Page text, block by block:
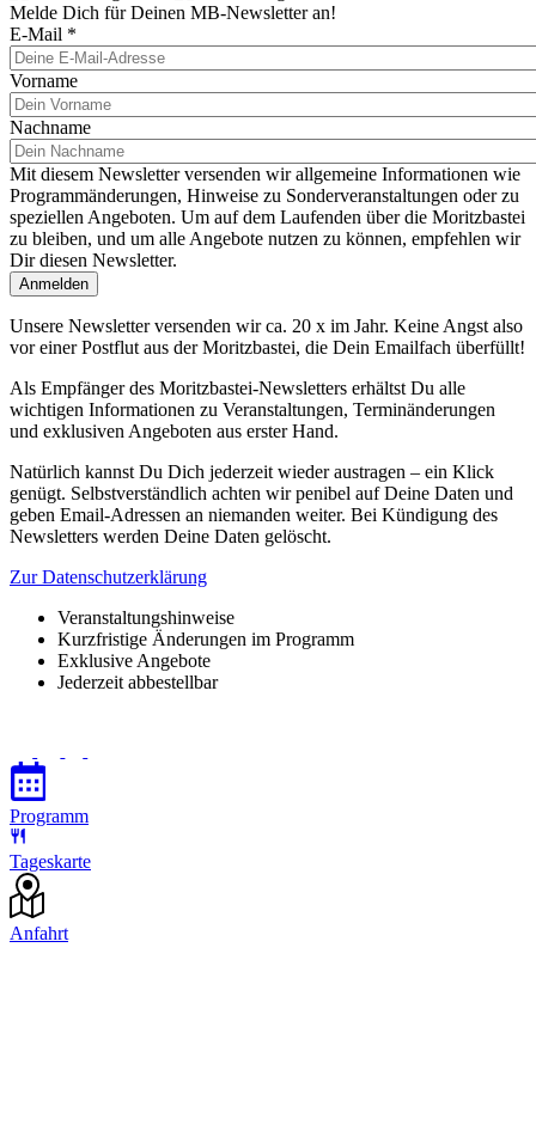
Melde Dich für Deinen MB-Newsletter an!
E-Mail *
Vorname
Nachname
Mit diesem Newsletter versenden wir allgemeine Informationen wie
Programmänderungen, Hinweise zu Sonderveranstaltungen oder zu
speziellen Angeboten. Um auf dem Laufenden über die Moritzbastei
zu bleiben, und um alle Angebote nutzen zu können, empfehlen wir
Dir diesen Newsletter.
Unsere Newsletter versenden wir ca. 20 x im Jahr. Keine Angst also
vor einer Postflut aus der Moritzbastei, die Dein Emailfach überfüllt!
Als Empfänger des Moritzbastei-Newsletters erhältst Du alle
wichtigen Informationen zu Veranstaltungen, Terminänderungen
und exklusiven Angeboten aus erster Hand.
Natürlich kannst Du Dich jederzeit wieder austragen – ein Klick
genügt. Selbstverständlich achten wir penibel auf Deine Daten und
geben Email-Adressen an niemanden weiter. Bei Kündigung des
Newsletters werden Deine Daten gelöscht.
Zur Datenschutzerklärung
Veranstaltungshinweise
Kurzfristige Änderungen im Programm
Exklusive Angebote
Jederzeit abbestellbar
Programm
Tageskarte
Anfahrt